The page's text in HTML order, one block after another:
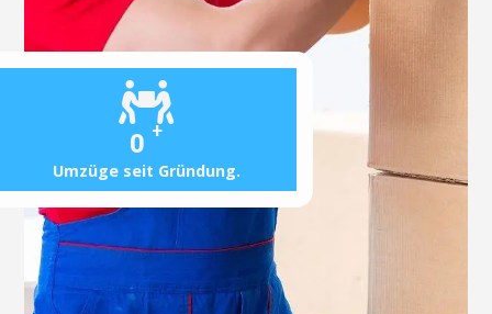
0 +
Umzüge seit Gründung.